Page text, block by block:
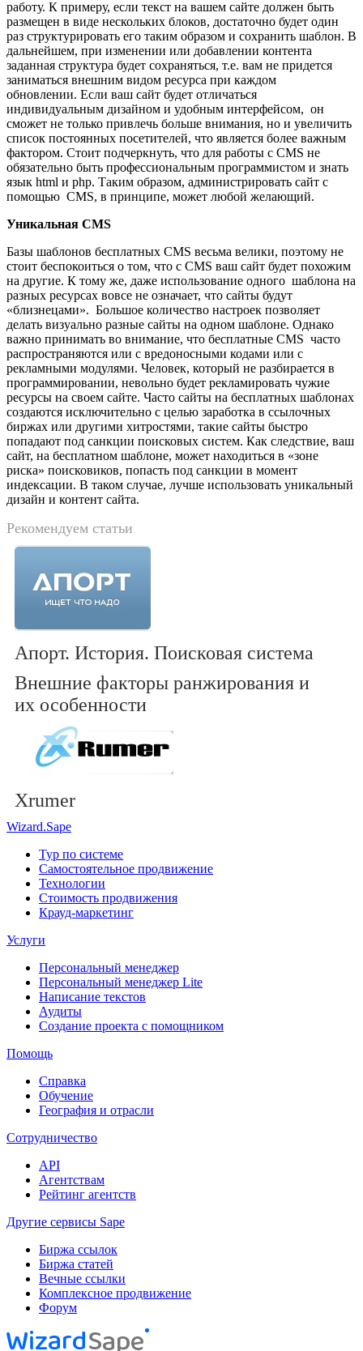
работу. К примеру, если текст на вашем сайте должен быть
размещен в виде нескольких блоков, достаточно будет один
раз структурировать его таким образом и сохранить шаблон. В
дальнейшем, при изменении или добавлении контента
заданная структура будет сохраняться, т.е. вам не придется
заниматься внешним видом ресурса при каждом
обновлении. Если ваш сайт будет отличаться
индивидуальным дизайном и удобным интерфейсом, он
сможет не только привлечь больше внимания, но и увеличить
список постоянных посетителей, что является более важным
фактором. Стоит подчеркнуть, что для работы с CMS не
обязательно быть профессиональным программистом и знать
язык html и php. Таким образом, администрировать сайт с
помощью CMS, в принципе, может любой желающий.
Уникальная CMS
Базы шаблонов бесплатных CMS весьма велики, поэтому не
стоит беспокоиться о том, что с CMS ваш сайт будет похожим
на другие. К тому же, даже использование одного шаблона на
разных ресурсах вовсе не означает, что сайты будут
«близнецами». Большое количество настроек позволяет
делать визуально разные сайты на одном шаблоне. Однако
важно принимать во внимание, что бесплатные CMS часто
распространяются или с вредоносными кодами или с
рекламными модулями. Человек, который не разбирается в
программировании, невольно будет рекламировать чужие
ресурсы на своем сайте. Часто сайты на бесплатных шаблонах
создаются исключительно с целью заработка в ссылочных
биржах или другими хитростями, такие сайты быстро
попадают под санкции поисковых систем. Как следствие, ваш
сайт, на бесплатном шаблоне, может находиться в «зоне
риска» поисковиков, попасть под санкции в момент
индексации. В таком случае, лучше использовать уникальный
дизайн и контент сайта.
Рекомендуем статьи
Апорт. История. Поисковая система
Внешние факторы ранжирования и
их особенности
Xrumer
Wizard.Sape
Тур по системе
Самостоятельное продвижение
Технологии
Стоимость продвижения
Крауд-маркетинг
Услуги
Персональный менеджер
Персональный менеджер Lite
Написание текстов
Аудиты
Создание проекта с помощником
Помощь
Справка
Обучение
География и отрасли
Сотрудничество
API
Агентствам
Рейтинг агентств
Другие сервисы Sape
Биржа ссылок
Биржа статей
Вечные ссылки
Комплексное продвижение
Форум